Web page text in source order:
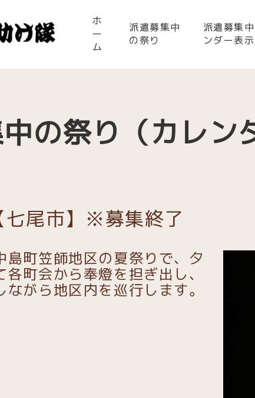
ホ
ー
ム
派遣募集中
の祭り
派遣募集
ンダー表示
の祭り（カレン
七尾市】※募集終了
島町笠師地区の夏祭りで、夕
町会から奉燈を担ぎ出し、
がら地区内を巡行します。